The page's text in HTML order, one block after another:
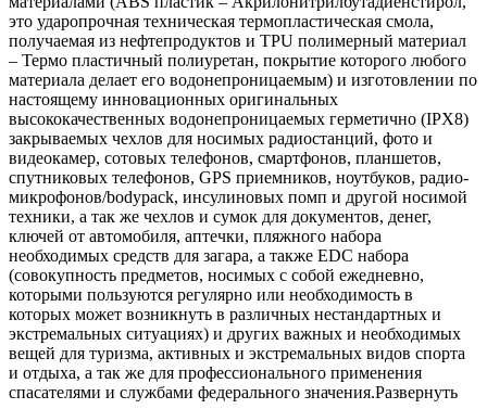
это ударопрочная техническая термопластическая смола,
получаемая из нефтепродуктов и TPU полимерный материал
– Термо пластичный полиуретан, покрытие которого любого
материала делает его водонепроницаемым) и изготовлении по
настоящему инновационных оригинальных
высококачественных водонепроницаемых герметично (IPX8)
закрываемых чехлов для носимых радиостанций, фото и
видеокамер, сотовых телефонов, смартфонов, планшетов,
спутниковых телефонов, GPS приемников, ноутбуков, радио-
микрофонов/bodypack, инсулиновых помп и другой носимой
техники, а так же чехлов и сумок для документов, денег,
ключей от автомобиля, аптечки, пляжного набора
необходимых средств для загара, а также EDC набора
(совокупность предметов, носимых с собой ежедневно,
которыми пользуются регулярно или необходимость в
которых может возникнуть в различных нестандартных и
экстремальных ситуациях) и других важных и необходимых
вещей для туризма, активных и экстремальных видов спорта
и отдыха, а так же для профессионального применения
спасателями и службами федерального значения.Развернуть